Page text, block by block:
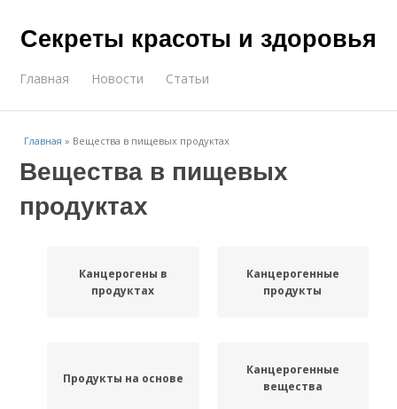
Секреты красоты и здоровья
Главная Новости Статьи
Главная » Вещества в пищевых продуктах
Вещества в пищевых
продуктах
Канцерогены в
продуктах
Канцерогенные
продукты
Продукты на основе
Канцерогенные
вещества